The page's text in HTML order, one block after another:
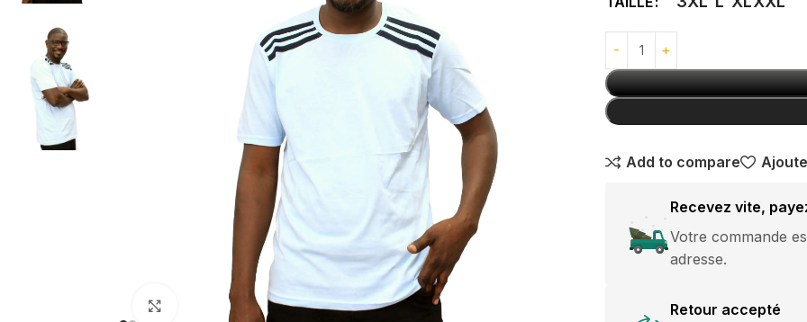
Univers Connecté
LINGERIE HOMME
Sous-vêtements
Caleçons
ACCESSOIRES ÉLÉGANTS
Cravates Homme
10,000CFA
Pantalon Jeans
Break Rules
pantalon
Jogging Grande
MODE HOMME
Chemises à manches courtes
Chemises à manches longues
Cliquez pour agrandir
Add to compare
Recevez vite,
Votre commande
adresse.
Retour accepté